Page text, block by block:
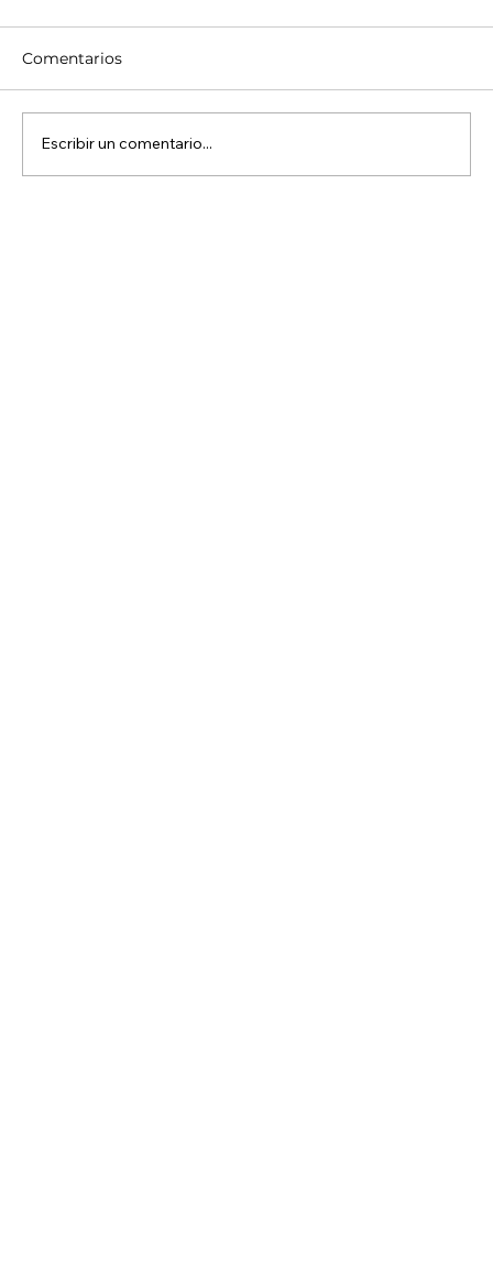
Comentarios
Escribir un comentario...